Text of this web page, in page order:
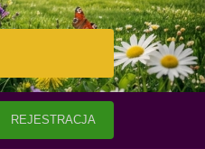
REJESTRACJA